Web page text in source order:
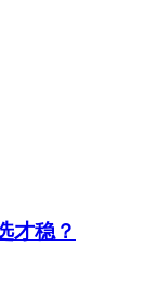
才稳？